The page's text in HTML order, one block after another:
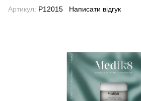
Артикул: P12015 Написати відгук